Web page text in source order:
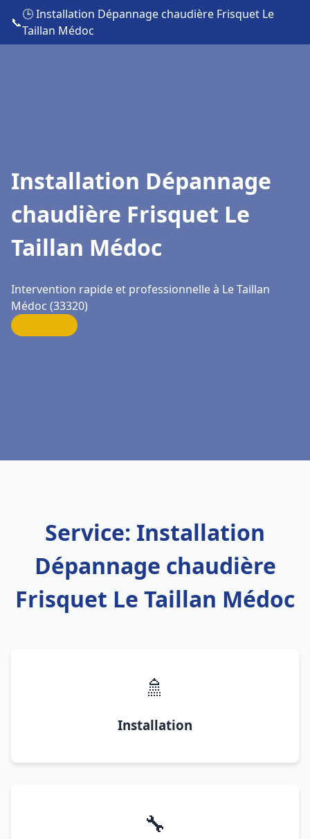
📞
🕒 Installation Dépannage chaudière Frisquet Le
Taillan Médoc
Installation Dépannage
chaudière Frisquet Le
Taillan Médoc
Intervention rapide et professionnelle à Le Taillan
Médoc (33320)
Service: Installation
Dépannage chaudière
Frisquet Le Taillan Médoc
🚿
Installation
🔧